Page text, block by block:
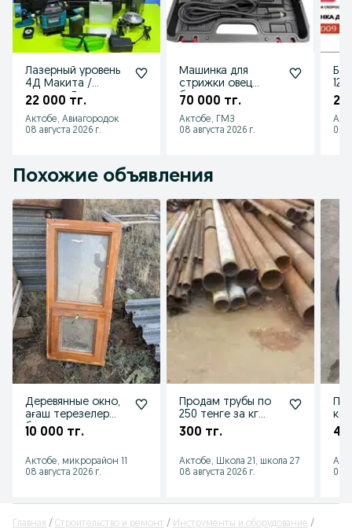
Лазерный уровень
4Д Макита /
уровень Девальт
22 000 тг.
Актобе, Авиагородок
08 августа 2026 г.
Машинка для
стрижки овец
баранострижка
70 000 тг.
Актобе, ГМЗ
08 августа 2026 г.
28
08
Похожие объявления
Деревянные окно,
ағаш терезелер
б,у,
10 000 тг.
Актобе, микрорайон 11
08 августа 2026 г.
Продам трубы по
250 тенге за кг
разные
300 тг.
Актобе, Школа 21, школа 27
08 августа 2026 г.
42
08
Главная Строительство и ремонт Инструменты и оборудование